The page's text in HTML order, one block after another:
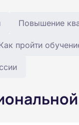
Повышение
пройти